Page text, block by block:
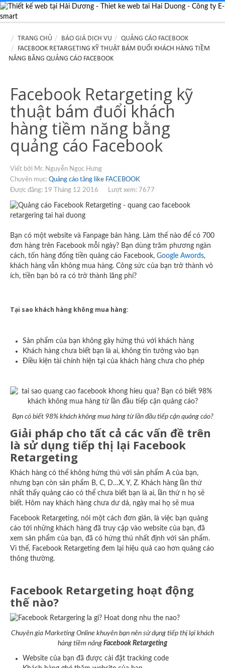
TRANG CHỦ BÁO GIÁ DỊCH VỤ
QUẢNG CÁO FACEBOOK
FACEBOOK RETARGETING KỸ THUẬT BÁM ĐUỔI KHÁCH HÀNG TIỀM
NĂNG BẰNG QUẢNG CÁO FACEBOOK
Facebook Retargeting kỹ
thuật bám đuổi khách
hàng tiềm năng bằng
quảng cáo Facebook
Viết bởi Mr. Nguyễn Ngọc Hưng
Chuyên mục: Quảng cáo tăng like FACEBOOK
Được đăng: 19 Tháng 12 2016
Lượt xem: 7677
Bạn có một website và Fanpage bán hàng. Làm thế nào để có 700
đơn hàng trên Facebook mỗi ngày? Bạn dùng trăm phương ngàn
cách, tốn hàng đống tiền quảng cáo Facebook, Google Awords,
khách hàng vẫn không mua hàng. Công sức của bạn trở thành vô
ích, tiền bạn bỏ ra có trở thành lãng phí?
Tại sao khách hàng không mua hàng:
Sản phẩm của bạn không gây hứng thú với khách hàng
Khách hàng chưa biết bạn là ai, không tin tưởng vào bạn
Điều kiện tài chính hiện tại của khách hàng chưa cho phép
Bạn có biết 98% khách không mua hàng từ lần đầu tiếp cận quảng cáo?
Giải pháp cho tất cả các vấn đề trên
là sử dụng tiếp thị lại Facebook
Retargeting
Khách hàng có thể không hứng thú với sản phẩm A của bạn,
nhưng bạn còn sản phẩm B, C, D…X, Y, Z. Khách hàng lần thứ
nhất thấy quảng cáo có thể chưa biết bạn là ai, lần thứ n họ sẽ
biết. Hôm nay khách hàng chưa dư dả, ngày mai họ sẽ mua
Facebook Retargeting, nói một cách đơn giản, là việc bạn quảng
cáo tới những khách hàng đã truy cập vào website của bạn, đã
xem sản phẩm của bạn, đã có hứng thú nhất định với sản phẩm.
Vì thế, Facebook Retargeting đem lại hiệu quả cao hơn quảng cáo
thông thường.
Facebook Retargeting hoạt động
thế nào?
Chuyên gia Marketing Online khuyên bạn nên sử dụng tiếp thị lại khách
hàng tiềm năng Facebook Retargeting
Website của bạn đã được cài đặt tracking code